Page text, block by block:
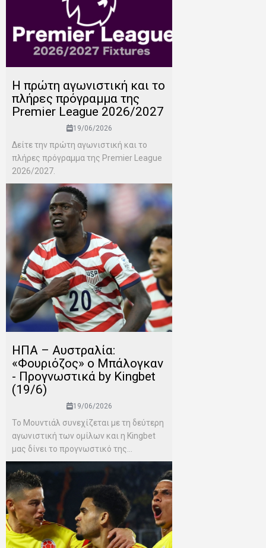
H πρώτη αγωνιστική και το
πλήρες πρόγραμμα της
Premier League 2026/2027
19/06/2026
Δείτε την πρώτη αγωνιστική και το
πλήρες πρόγραμμα της Premier League
2026/2027.
ΗΠΑ – Αυστραλία:
«Φουριόζος» ο Μπάλογκαν
- Προγνωστικά by Kingbet
(19/6)
19/06/2026
Το Μουντιάλ συνεχίζεται με τη δεύτερη
αγωνιστική των ομίλων και η Kingbet
μας δίνει το προγνωστικό της...